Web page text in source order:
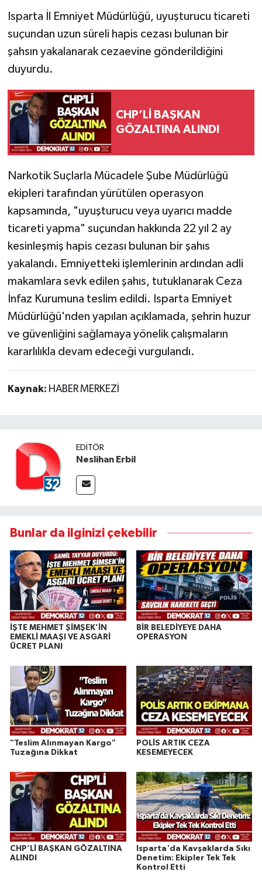
Isparta İl Emniyet Müdürlüğü, uyuşturucu ticareti
suçundan uzun süreli hapis cezası bulunan bir
şahsın yakalanarak cezaevine gönderildiğini
duyurdu.
CHP’Lİ BAŞKAN
GÖZALTINA ALINDI
Narkotik Suçlarla Mücadele Şube Müdürlüğü
ekipleri tarafından yürütülen operasyon
kapsamında, "uyuşturucu veya uyarıcı madde
ticareti yapma" suçundan hakkında 22 yıl 2 ay
kesinleşmiş hapis cezası bulunan bir şahıs
yakalandı. Emniyetteki işlemlerinin ardından adli
makamlara sevk edilen şahıs, tutuklanarak Ceza
İnfaz Kurumuna teslim edildi. Isparta Emniyet
Müdürlüğü'nden yapılan açıklamada, şehrin huzur
ve güvenliğini sağlamaya yönelik çalışmaların
kararlılıkla devam edeceği vurgulandı.
Kaynak: HABER MERKEZİ
EDITÖR
Neslihan Erbil
Bunlar da ilginizi çekebilir
İŞTE MEHMET ŞİMŞEK’İN
EMEKLİ MAAŞI VE ASGARİ
ÜCRET PLANI
BİR BELEDİYEYE DAHA
OPERASYON
"Teslim Alınmayan Kargo"
Tuzağına Dikkat
POLİS ARTIK CEZA
KESEMEYECEK
CHP’Lİ BAŞKAN GÖZALTINA
ALINDI
Isparta'da Kavşaklarda Sıkı
Denetim: Ekipler Tek Tek
Kontrol Etti